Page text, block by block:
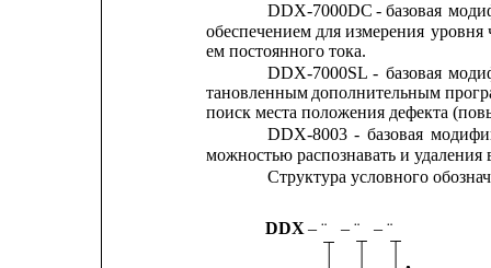
DDX-7000DC - базовая
обеспечением для измерения уровня
ем постоянного тока.
DDX-7000SL - базовая
тановленным дополнительным
поиск места положения дефекта
DDX-8003 - базовая
можностью распознавать и
Структура условного
DDX – ¨ – ¨ – ¨